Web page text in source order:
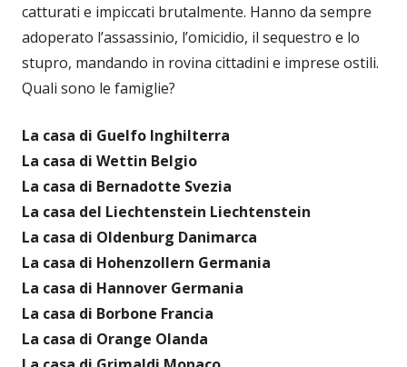
catturati e impiccati brutalmente. Hanno da sempre
adoperato l’assassinio, l’omicidio, il sequestro e lo
stupro, mandando in rovina cittadini e imprese ostili.
Quali sono le famiglie?
La casa di Guelfo Inghilterra
La casa di Wettin Belgio
La casa di Bernadotte Svezia
La casa del Liechtenstein Liechtenstein
La casa di Oldenburg Danimarca
La casa di Hohenzollern Germania
La casa di Hannover Germania
La casa di Borbone Francia
La casa di Orange Olanda